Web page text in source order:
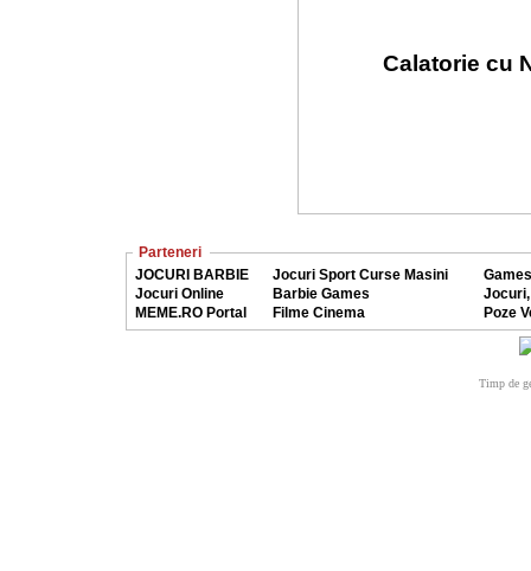
Calatorie cu
Parteneri
JOCURI BARBIE
Jocuri Sport Curse Masini
Jocuri Online
Barbie Games
MEME.RO Portal
Filme Cinema Poze
Timp de